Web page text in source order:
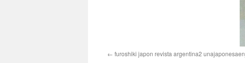
furoshiki japon revista argentina2